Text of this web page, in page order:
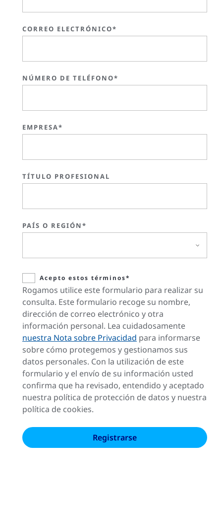
CORREO ELECTRÓNICO*
NÚMERO DE TELÉFONO*
EMPRESA*
TÍTULO PROFESIONAL
PAÍS O REGIÓN*
Acepto estos términos*
Rogamos utilice este formulario para realizar su
consulta. Este formulario recoge su nombre,
dirección de correo electrónico y otra
información personal. Lea cuidadosamente
nuestra Nota sobre Privacidad para informarse
sobre cómo protegemos y gestionamos sus
datos personales. Con la utilización de este
formulario y el envío de su información usted
confirma que ha revisado, entendido y aceptado
nuestra política de protección de datos y nuestra
política de cookies.